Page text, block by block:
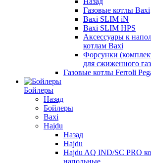
Газовые котлы Baxi
Baxi SLIM iN
Baxi SLIM HPS
Аксессуары к
котлам Baxi
Форсунки
для сжиженного
Газовые котлы Ferroli
Бойлеры
Назад
Бойлеры
Baxi
Hajdu
Назад
Hajdu
Hajdu AQ IND/SC PRO
напольные